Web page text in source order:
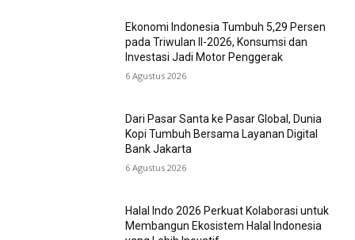
Ekonomi Indonesia Tumbuh 5,29 Persen
pada Triwulan II-2026, Konsumsi dan
Investasi Jadi Motor Penggerak
6 Agustus 2026
Dari Pasar Santa ke Pasar Global, Dunia
Kopi Tumbuh Bersama Layanan Digital
Bank Jakarta
6 Agustus 2026
Halal Indo 2026 Perkuat Kolaborasi untuk
Membangun Ekosistem Halal Indonesia